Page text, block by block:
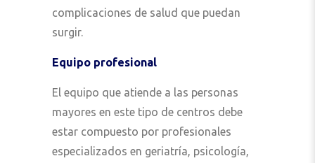
complicaciones de salud que puedan
surgir.
Equipo profesional
El equipo que atiende a las personas
mayores en este tipo de centros debe
estar compuesto por profesionales
especializados en geriatría, psicología,